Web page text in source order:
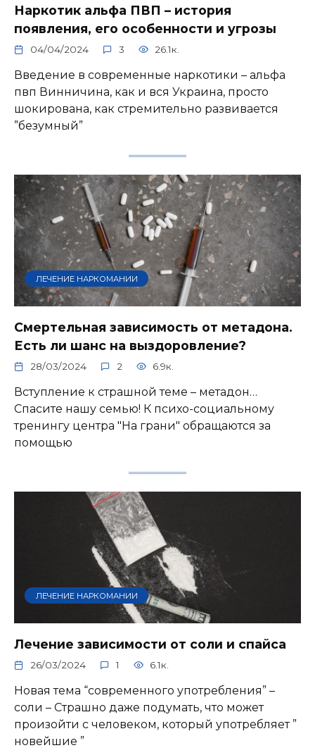
Наркотик альфа ПВП – история
появления, его особенности и угрозы
04/04/2024 3 26.1к.
Введение в современные наркотики – альфа
пвп Винничина, как и вся Украина, просто
шокирована, как стремительно развивается
”безумный”
ЛЕЧЕНИЕ НАРКОМАНИИ
Смертельная зависимость от метадона.
Есть ли шанс на выздоровление?
28/03/2024 2 6.9к.
Вступление к страшной теме – метадон…
Спасите нашу семью! К психо-социальному
тренингу центра "На грани" обращаются за
помощью
ЛЕЧЕНИЕ НАРКОМАНИИ
Лечение зависимости от соли и спайса
26/03/2024 1 6.1к.
Новая тема “современного употребления” –
соли – Страшно даже подумать, что может
произойти с человеком, который употребляет ”
новейшие ”